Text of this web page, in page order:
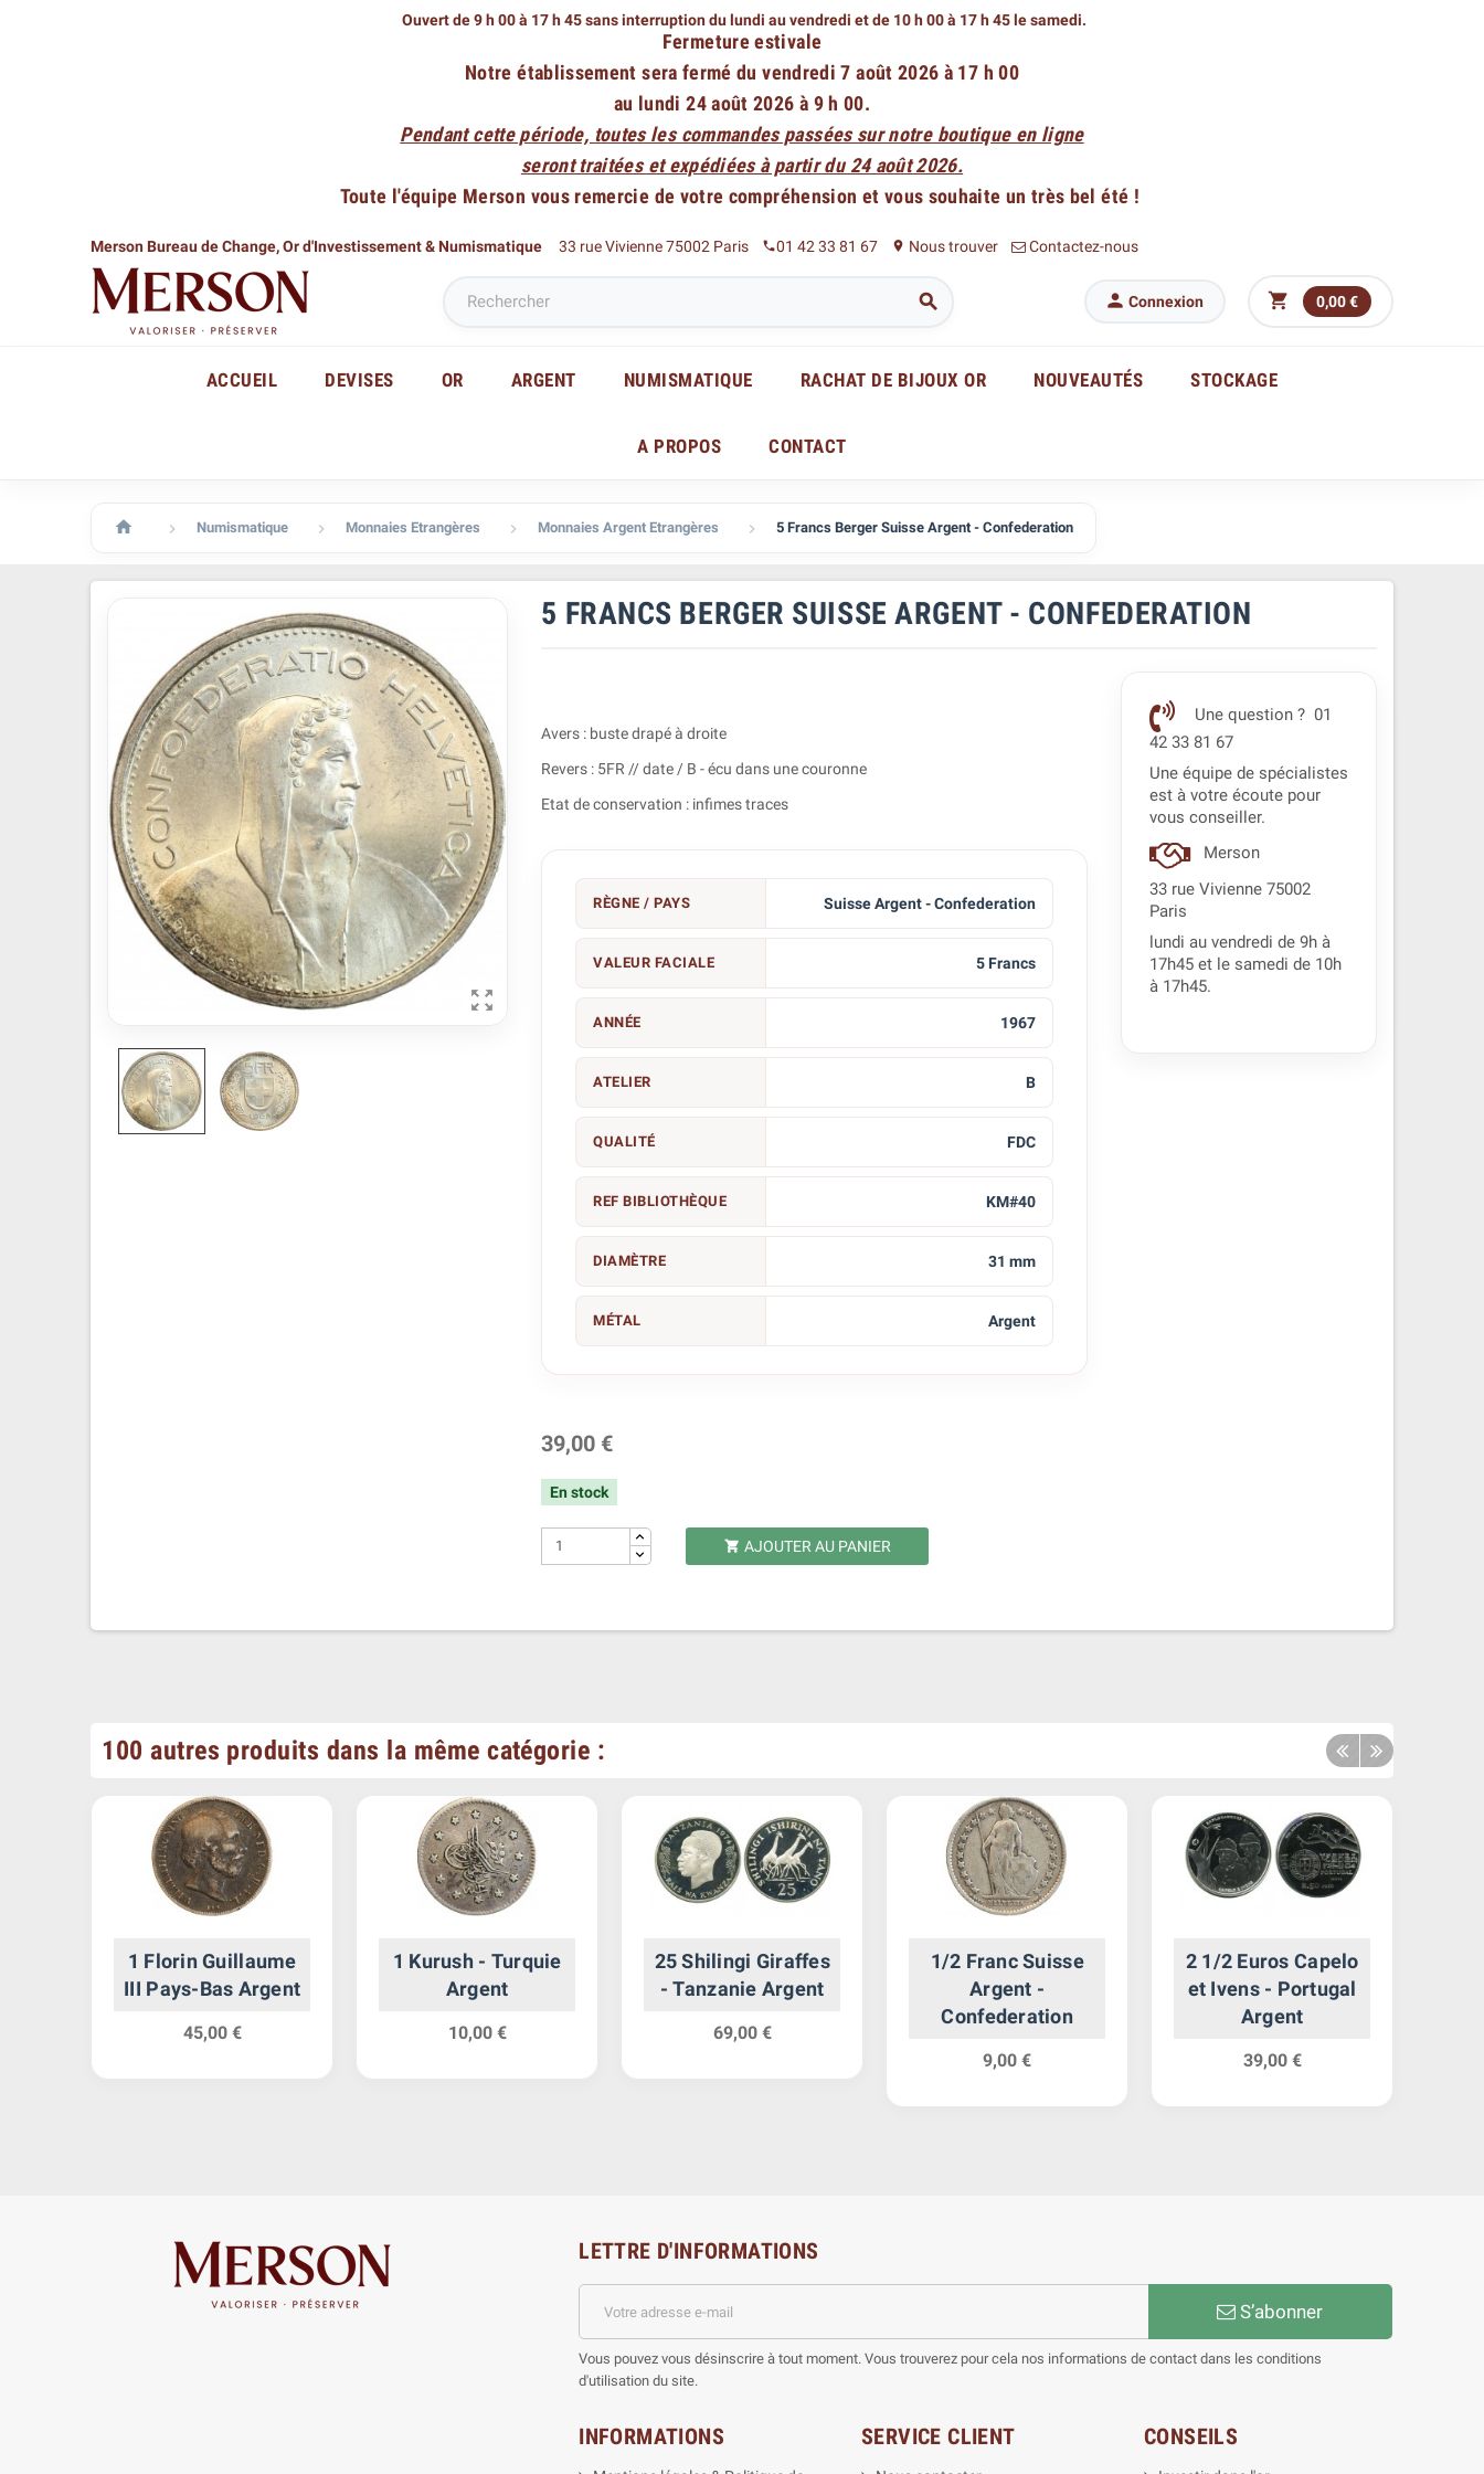
Ouvert de 9 h 00 à 17 h 45 sans interruption du lundi au vendredi et de 10 h 00 à 17 h 45 le samedi.
Fermeture estivale
Notre établissement sera fermé du vendredi 7 août 2026 à 17 h 00
au lundi 24 août 2026 à 9 h 00.
Pendant cette période, toutes les commandes passées sur notre boutique en ligne
seront traitées et expédiées à partir du 24 août 2026.
Toute l'équipe Merson vous remercie de votre compréhension et vous souhaite un très bel été !
Merson Bureau de Change, Or d'Investissement & Numismatique 33 rue Vivienne 75002 Paris phone01 42 33 81 67 place Nous trouver Contactez-nous
  Connexion  0,00 €
ACCUEIL DEVISES OR ARGENT NUMISMATIQUE RACHAT DE BIJOUX OR NOUVEAUTÉS STOCKAGE
A PROPOS CONTACT
  Numismatique  Monnaies Etrangères  Monnaies Argent Etrangères  5 Francs Berger Suisse Argent - Confederation

5 FRANCS BERGER SUISSE ARGENT - CONFEDERATION
Avers : buste drapé à droite
Revers : 5FR // date / B - écu dans une couronne
Etat de conservation : infimes traces
RÈGNE / PAYS Suisse Argent - Confederation
VALEUR FACIALE 5 Francs
ANNÉE 1967
ATELIER B
QUALITÉ FDC
REF BIBLIOTHÈQUE KM#40
DIAMÈTRE 31 mm
MÉTAL Argent
39,00 €
En stock
 AJOUTER AU PANIER
Une question ? 01
42 33 81 67
Une équipe de spécialistes
est à votre écoute pour
vous conseiller.
Merson
33 rue Vivienne 75002
Paris
lundi au vendredi de 9h à
17h45 et le samedi de 10h
à 17h45.
100 autres produits dans la même catégorie :
1 Florin Guillaume
III Pays-Bas Argent
45,00 €
1 Kurush - Turquie
Argent
10,00 €
25 Shilingi Giraffes
- Tanzanie Argent
69,00 €
1/2 Franc Suisse
Argent -
Confederation
9,00 €
2 1/2 Euros Capelo
et Ivens - Portugal
Argent
39,00 €
LETTRE D'INFORMATIONS
S’abonner
Vous pouvez vous désinscrire à tout moment. Vous trouverez pour cela nos informations de contact dans les conditions
d'utilisation du site.
INFORMATIONS SERVICE CLIENT CONSEILS